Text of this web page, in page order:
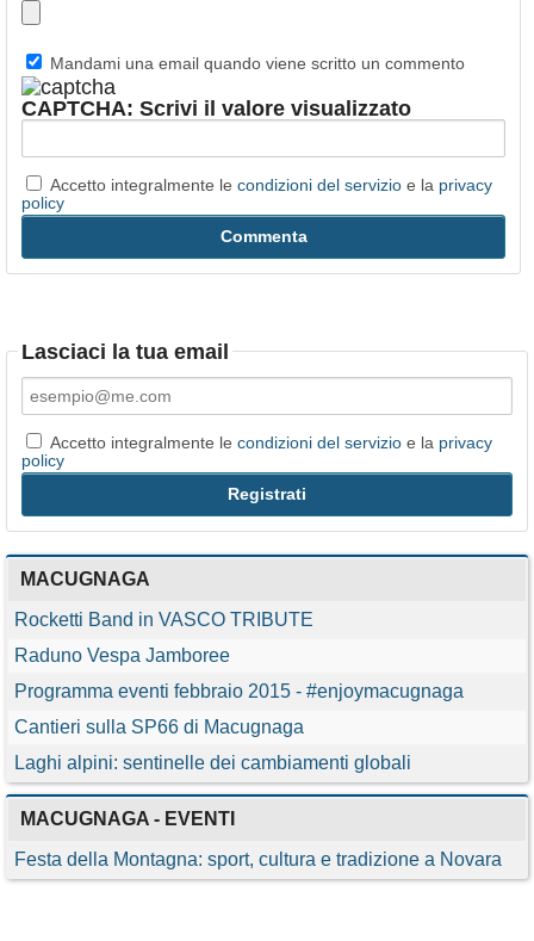
Mandami una email quando viene scritto un commento
CAPTCHA: Scrivi il valore visualizzato
Accetto integralmente le condizioni del servizio e la privacy
policy
Lasciaci la tua email
Accetto integralmente le condizioni del servizio e la privacy
policy
MACUGNAGA
Rocketti Band in VASCO TRIBUTE
Raduno Vespa Jamboree
Programma eventi febbraio 2015 - #enjoymacugnaga
Cantieri sulla SP66 di Macugnaga
Laghi alpini: sentinelle dei cambiamenti globali
MACUGNAGA - EVENTI
Festa della Montagna: sport, cultura e tradizione a Novara